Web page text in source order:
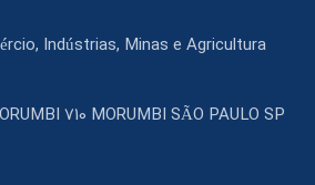
Indústrias, Minas e Agricultura
710 MORUMBI SÃO PAULO SP